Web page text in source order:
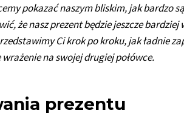
pokazać naszym bliskim, jak bardzo
że nasz prezent będzie jeszcze
Ci krok po kroku, jak ładnie
na swojej drugiej połówce.
prezentu